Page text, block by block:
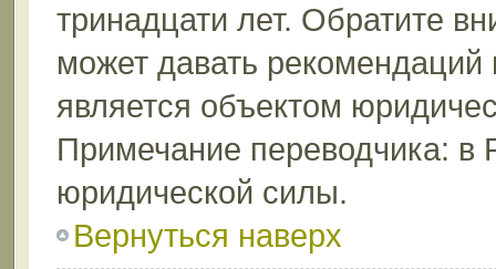
тринадцати лет. Обратите
может давать
является объектом
Примечание переводчика: в
юридической силы.
Вернуться наверх